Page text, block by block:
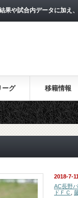
や試合内データに加え
ーグ 移籍情報
2018-7-
AC長野
ドＦＣ